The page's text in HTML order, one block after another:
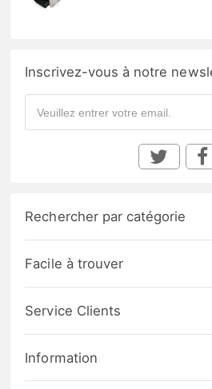
Inscrivez-vous à notre
Rechercher par catégorie
Facile à trouver
Service Clients
Information